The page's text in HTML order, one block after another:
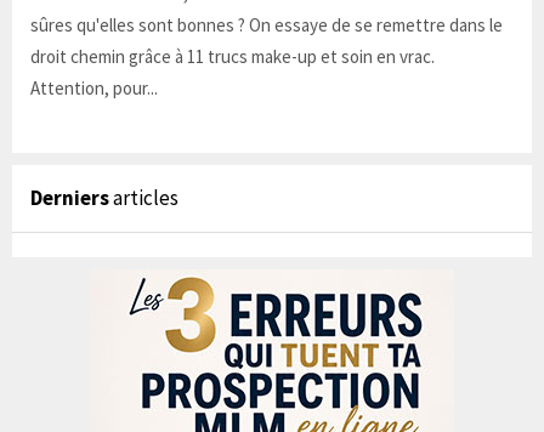
sûres qu'elles sont bonnes ? On essaye de se remettre dans le
droit chemin grâce à 11 trucs make-up et soin en vrac.
Attention, pour...
Derniersarticles